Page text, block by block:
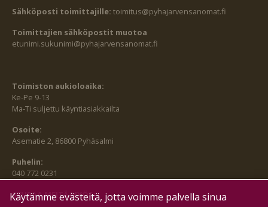
Sähköposti toimittajille: toimitus@pyhajarvensanomat.fi
Toimittajien sähköpostit muotoa
etunimi.sukunimi@pyhajarvensanomat.fi
Toimiston aukioloaika:
Ke-Pe 9-13
Ma-Ti suljettu käyntiasiakkailta
Osoite:
Asematie 2, 86800 Pyhäsalmi
Puhelin:
040 772 0231
SEURAA MEITÄ MYÖS:
Käytämme evästeitä, jotta voimme palvella sinua